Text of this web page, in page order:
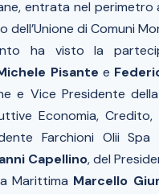
entrata nel
dell’Unione di Comuni
ha visto la
Pisante e
e Vice Presidente
Economia,
Farchioni Olii Spa
Capellino, del
Marittima Marcello